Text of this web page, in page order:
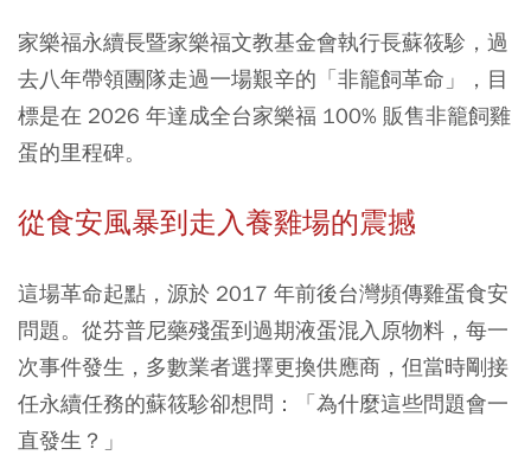
家樂福永續長暨家樂福文教基金會執行長蘇筱駗，過
去八年帶領團隊走過一場艱辛的「非籠飼革命」，目
標是在 2026 年達成全台家樂福 100% 販售非籠飼雞
蛋的里程碑。
從食安風暴到走入養雞場的震撼
這場革命起點，源於 2017 年前後台灣頻傳雞蛋食安
問題。從芬普尼藥殘蛋到過期液蛋混入原物料，每一
次事件發生，多數業者選擇更換供應商，但當時剛接
任永續任務的蘇筱駗卻想問：「為什麼這些問題會一
直發生？」